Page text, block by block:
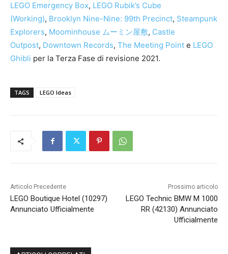
LEGO Emergency Box, LEGO Rubik’s Cube
(Working), Brooklyn Nine-Nine: 99th Precinct, Steampunk
Explorers, Moominhouse ムーミン屋敷, Castle
Outpost, Downtown Records, The Meeting Point e LEGO
Ghibli per la Terza Fase di revisione 2021.
TAGS LEGO Ideas
Articolo Precedente
LEGO Boutique Hotel (10297)
Annunciato Ufficialmente
Prossimo articolo
LEGO Technic BMW M 1000
RR (42130) Annunciato
Ufficialmente